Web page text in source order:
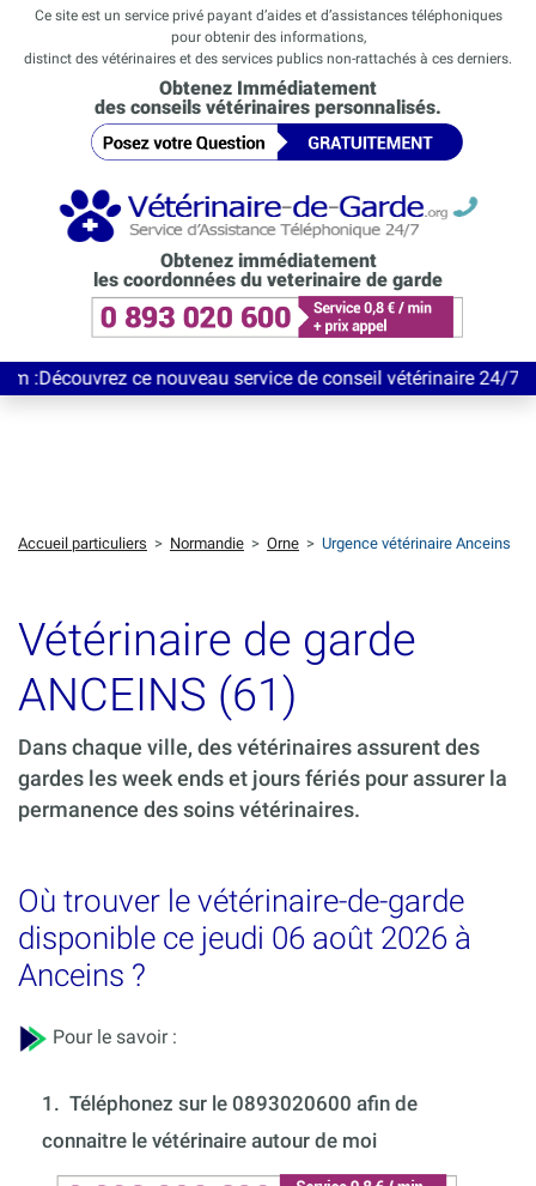
Ce site est un service privé payant d’aides et d’assistances téléphoniques
pour obtenir des informations,
distinct des vétérinaires et des services publics non-rattachés à ces derniers.
Obtenez Immédiatement
des conseils vétérinaires personnalisés.
Obtenez immédiatement
les coordonnées du veterinaire de garde
ce nouveau service de conseil vétérinaire 24/7
Accueil particuliers > Normandie > Orne > Urgence vétérinaire Anceins
Vétérinaire de garde
ANCEINS (61)
Dans chaque ville, des vétérinaires assurent des
gardes les week ends et jours fériés pour assurer la
permanence des soins vétérinaires.
Où trouver le vétérinaire-de-garde
disponible ce jeudi 06 août 2026 à
Anceins ?
Pour le savoir :
1. Téléphonez sur le 0893020600 afin de
connaitre le vétérinaire autour de moi